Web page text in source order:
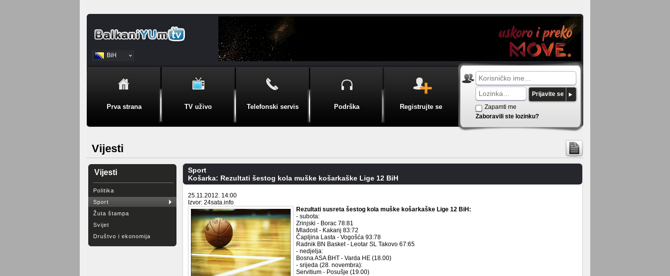
BiH
Srpski
Prva strana TV uživo Telefonski servis Podrška Registrujte se
Prijavite se
Zapamti me
Zaboravili ste lozinku?
Vijesti
Vijesti
Politika
Sport
Žuta štampa
Svijet
Društvo i ekonomija
Sport
Košarka: Rezultati šestog kola muške košarkaške Lige 12 BiH
25.11.2012. 14:00
Izvor: 24sata.info
Rezultati susreta šestog kola muške košarkaške Lige 12 BiH:
- subota:
Zrinjski - Borac 78:81
Mladost - Kakanj 83:72
Čapljina Lasta - Vogošća 93:78
Radnik BN Basket - Leotar SL Takovo 67:65
- nedjelja:
Bosna ASA BHT - Varda HE (18.00)
- srijeda (28. novembra):
Servitium - Posušje (19.00)